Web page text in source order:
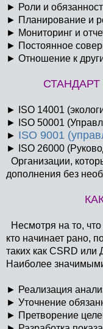
► Роли и
► Планирование и
► Мониторинг и
► Постоянное
► Отношение к
►
ISO 14001
►
ISO 50001
► ISO 9001
►
ISO 26000
Организации,
дополнения без
Несмотря на то,
кто начинает рано,
таких как CSRD или
Наиболее
► Реализация
► Уточнение
► Претворение